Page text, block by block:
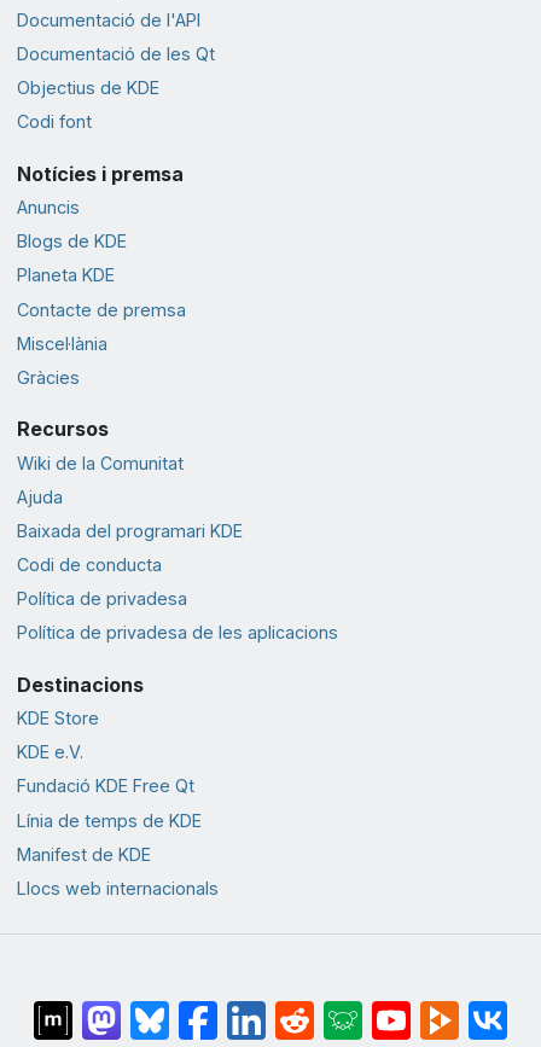
Documentació de l'API
Documentació de les Qt
Objectius de KDE
Codi font
Notícies i premsa
Anuncis
Blogs de KDE
Planeta KDE
Contacte de premsa
Miscel·lània
Gràcies
Recursos
Wiki de la Comunitat
Ajuda
Baixada del programari KDE
Codi de conducta
Política de privadesa
Política de privadesa de les aplicacions
Destinacions
KDE Store
KDE e.V.
Fundació KDE Free Qt
Línia de temps de KDE
Manifest de KDE
Llocs web internacionals